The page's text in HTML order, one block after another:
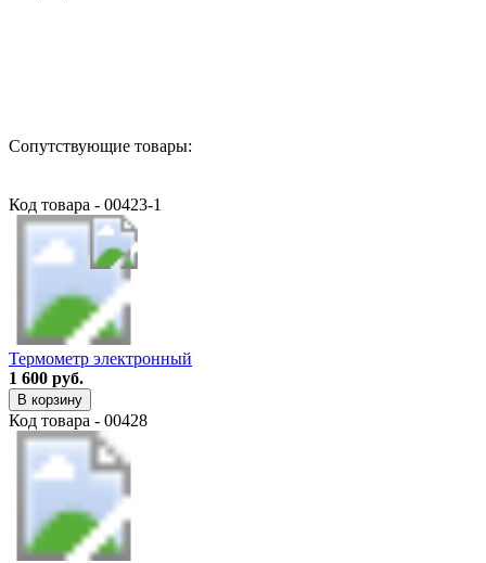
Сопутствующие товары:
Код товара - 00423-1
Термометр электронный
1 600 руб.
В корзину
Код товара - 00428